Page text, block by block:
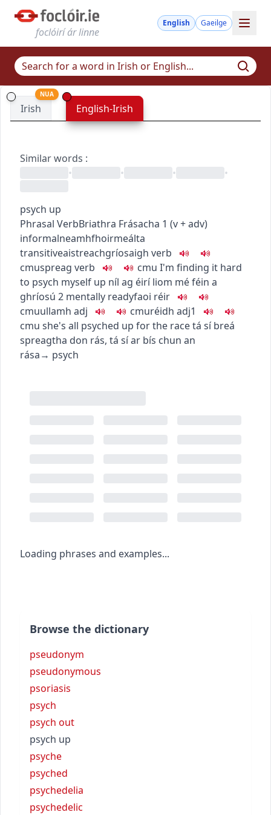
foclóirí ár linne
English Gaeilge
Irish
NUA
English-Irish
Similar words :
•
• • •
psych up
Phrasal VerbBriathra Frásacha 1 (v + adv)
informalneamhfhoirmeálta
transitiveaistreachgríosaigh verb
cmuspreag verb cmu I'm finding it hard
to psych myself up níl ag éirí liom mé féin a
ghríosú 2 mentally readyfaoi réir
cmuullamh adj cmuréidh adj1
cmu she's all psyched up for the racetá sí breá
spreagtha don rás, tá sí ar bís chun an
rása→ psych
Loading phrases and examples...
Browse the dictionary
pseudonym
pseudonymous
psoriasis
psych
psych out
psych up
psyche
psyched
psychedelia
psychedelic